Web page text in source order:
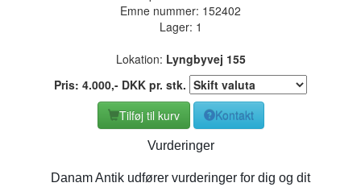
Emne nummer: 152402
Lager: 1
Lokation: Lyngbyvej 155
Pris: 4.000,- DKK pr. stk.
Tilføj til kurv
Kontakt
Vurderinger
Danam Antik udfører vurderinger for dig og dit